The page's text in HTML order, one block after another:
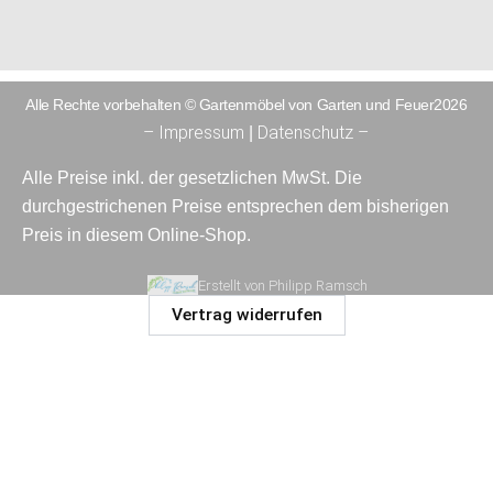
Alle Rechte vorbehalten © Gartenmöbel von Garten und Feuer2026
– Impressum Datenschutz –
Alle Preise inkl. der gesetzlichen MwSt. Die
durchgestrichenen Preise entsprechen dem bisherigen
Preis in diesem Online-Shop.
Erstellt von Philipp Ramsch
Vertrag widerrufen